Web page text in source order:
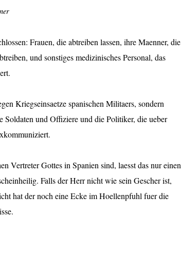
Frauen, die abtreiben lassen, ihre Maenner, die
und sonstiges medizinisches Personal, das
Kriegseinsaetze spanischen Militaers, sondern
Soldaten und Offiziere und die Politiker, die ueber
Vertreter Gottes in Spanien sind, laesst das nur einen
Falls der Herr nicht wie sein Gescher ist,
hat der noch eine Ecke im Hoellenpfuhl fuer die